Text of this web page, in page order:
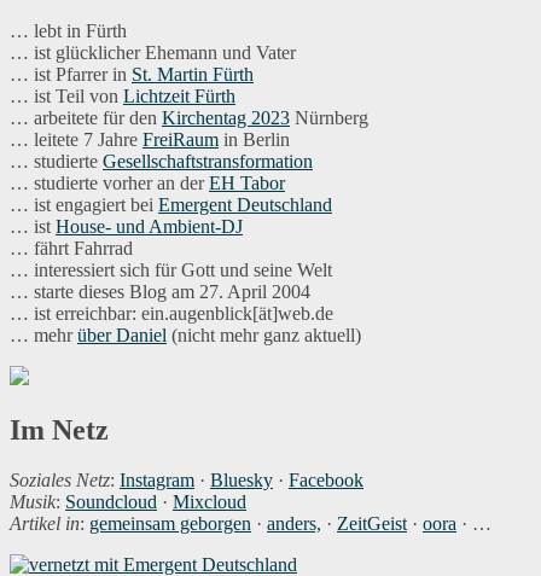
… lebt in Fürth
… ist glücklicher Ehemann und Vater
… ist Pfarrer in St. Martin Fürth
… ist Teil von Lichtzeit Fürth
… arbeitete für den Kirchentag 2023 Nürnberg
… leitete 7 Jahre FreiRaum in Berlin
… studierte Gesellschaftstransformation
… studierte vorher an derEH Tabor
… ist engagiert bei Emergent Deutschland
… ist House- und Ambient-DJ
… fährt Fahrrad
… interessiert sich für Gott und seine Welt
… starte dieses Blog am 27. April 2004
… ist erreichbar: ein.augenblick[ät]web.de
… mehrüber Daniel (nicht mehr ganz aktuell)
Im Netz
Soziales Netz: Instagram · Bluesky · Facebook
Musik: Soundcloud · Mixcloud
Artikel in: gemeinsam geborgen · anders, · ZeitGeist· oora · …